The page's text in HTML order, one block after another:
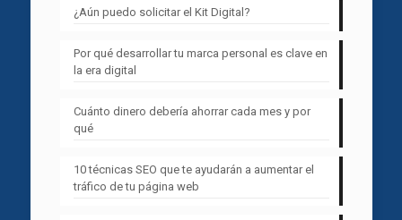
¿Aún puedo solicitar el Kit Digital?
Por qué desarrollar tu marca personal es clave en
la era digital
Cuánto dinero debería ahorrar cada mes y por
qué
10 técnicas SEO que te ayudarán a aumentar el
tráfico de tu página web